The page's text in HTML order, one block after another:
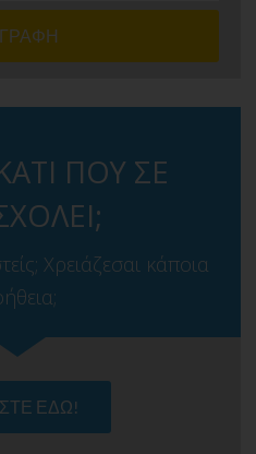
ΠΟΥ ΣΕ
Χρειάζεσαι κάποια
ΕΔΩ!